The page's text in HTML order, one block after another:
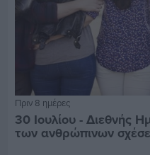
Πριν 8 ημέρες
30 Ιουλίου - Διεθνής
των ανθρώπινων